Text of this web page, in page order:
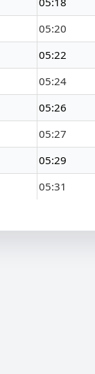
05:20
05:22
05:24
05:26
05:27
05:29
05:31